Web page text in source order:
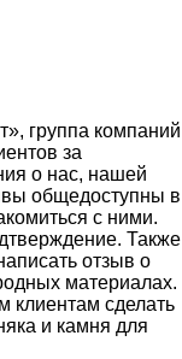
группа компаний
за
о нас, нашей
общедоступны в
с ними.
Также
отзыв о
материалах.
сделать
и камня для